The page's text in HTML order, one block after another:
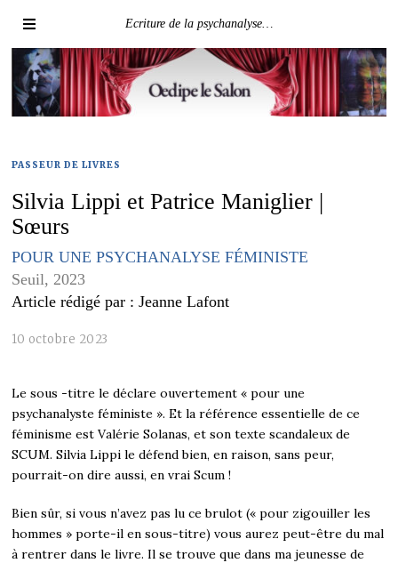
Ecriture de la psychanalyse…
PASSEUR DE LIVRES
Silvia Lippi et Patrice Maniglier |
Sœurs
POUR UNE PSYCHANALYSE FÉMINISTE
Seuil, 2023
Article rédigé par : Jeanne Lafont
10 octobre 2023
Le sous -titre le déclare ouvertement « pour une
psychanalyste féministe ». Et la référence essentielle de ce
féminisme est Valérie Solanas, et son texte scandaleux de
SCUM. Silvia Lippi le défend bien, en raison, sans peur,
pourrait-on dire aussi, en vrai Scum !
Bien sûr, si vous n’avez pas lu ce brulot (« pour zigouiller les
hommes » porte-il en sous-titre) vous aurez peut-être du mal
à rentrer dans le livre. Il se trouve que dans ma jeunesse de